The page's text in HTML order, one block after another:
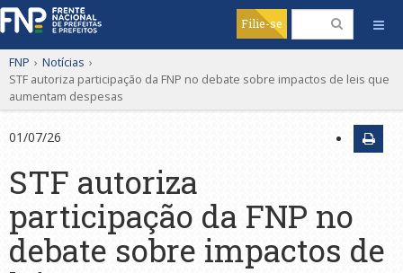
Filie-se
FNP › Notícias ›
STF autoriza participação da FNP no debate sobre impactos de leis que
aumentam despesas
01/07/26
STF autoriza
participação da FNP no
debate sobre impactos de